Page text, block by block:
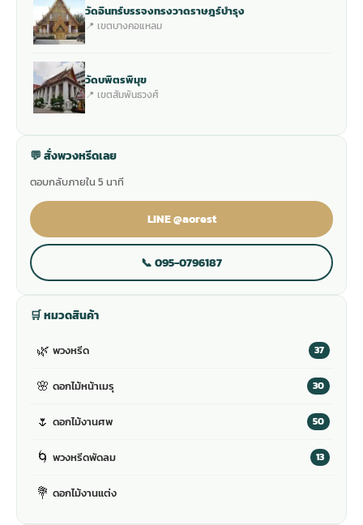
วัดอินทร์บรรจงทรงวาดราษฎร์บำรุง
📍 เขตบางคอแหลม
วัดบพิตรพิมุข
📍 เขตสัมพันธวงศ์
💬 สั่งพวงหรีดเลย
ตอบกลับภายใน 5 นาที
LINE @aorest
📞 095-0796187
🛒 หมวดสินค้า
🌿 พวงหรีด 37
🌸 ดอกไม้หน้าเมรุ 30
🌷 ดอกไม้งานศพ 50
🌀 พวงหรีดพัดลม 13
💐 ดอกไม้งานแต่ง